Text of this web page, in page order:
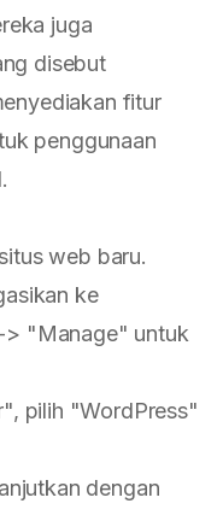
juga
disebut
fitur
penggunaan
web baru.
ke
"Manage" untuk
pilih "WordPress"
dengan